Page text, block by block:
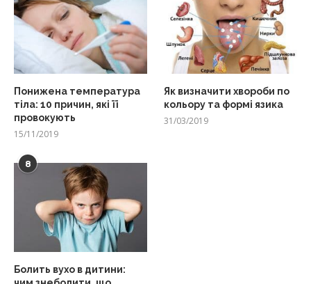
Понижена температура
тіла: 10 причин, які її
провокують
15/11/2019
Як визначити хвороби по
кольору та формі язика
31/03/2019
8
Болить вухо в дитини: